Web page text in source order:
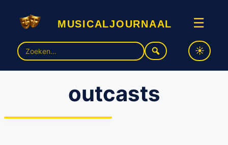
musicaljournaal ☰
Zoek
naar:
outcasts
First Row Musicalgroep